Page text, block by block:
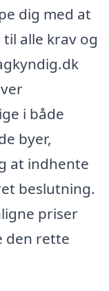
dig med at
alle krav og
i både
byer,
at indhente
beslutning.
priser
den rette